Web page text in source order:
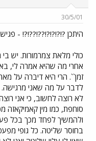
ש
א
ר
30/5/01
היתכן ?!?!?!?!??!??!?! -
כולי מלאת צמרמורות. יש
אחרי מה שהיא אמרה לי,
זמן``. הרי היא דיברה על
לדבר על מה שאני
לא רוצה לחשוב, כי אני
סוחפת, כמו מין קאמיקאזה
ולהמשיך לפחד מכך בכל
בחוסר שליטה. כל גופי